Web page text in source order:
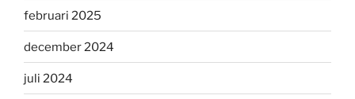
februari 2025
december 2024
juli 2024